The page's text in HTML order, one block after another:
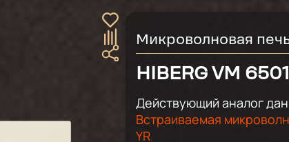
Микроволновая
HIBERG VМ
Действующий аналог
Встраиваемая
YR